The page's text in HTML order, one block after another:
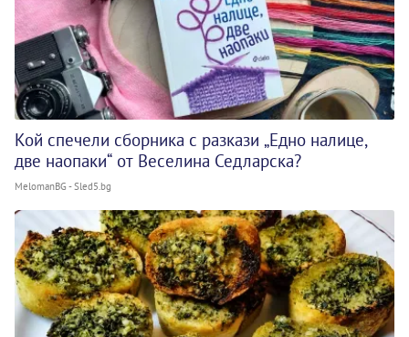
Кой спечели сборника с разкази „Едно налице,
две наопаки“ от Веселина Седларска?
MelomanBG - Sled5.bg